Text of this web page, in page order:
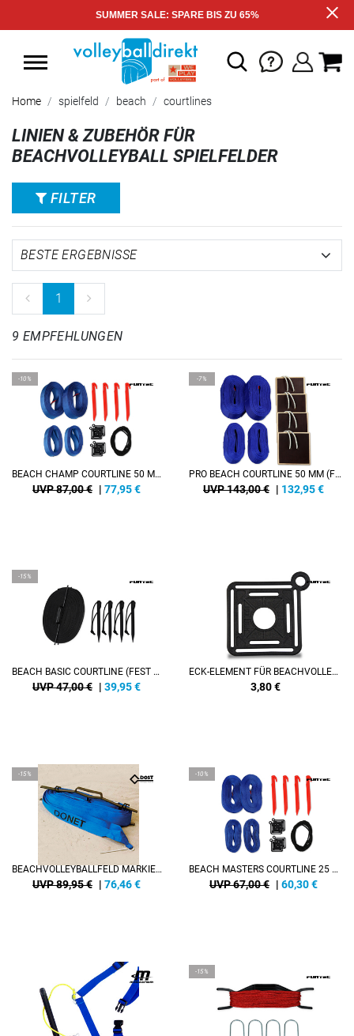
SUMMER SALE: SPARE BIS ZU 65%
Home spielfeld beach courtlines
LINIEN & ZUBEHÖR FÜR
BEACHVOLLEYBALL SPIELFELDER
FILTER
1
9 EMPFEHLUNGEN
-10%
BEACH CHAMP COURTLINE 50 MM (FREI JUSTIERBAR, MIT MARKIERUNGEN FÜR 8 X 16 M UND 9 X 18 M)
UVP 87,00 € | 77,95€
-7%
PRO BEACH COURTLINE 50 MM (FREI JUSTIERBAR, MIT MARKIERUNGEN FÜR 8 X 16 M UND 9 X 18 M)
UVP 143,00 € | 132,95€
-15%
BEACH BASIC COURTLINE (FEST VERNÄHTE COURTLINE, 8 X 16 M, MIT KUNSTSTOFFHERINGEN)
UVP 47,00 € | 39,95€
ECK-ELEMENT FÜR BEACHVOLLEYBALL COURTLINES (FÜR BEACH MASTERS, BEACH CHAMP UND PRO BEACH COURTLINE)
3,80€
-15%
BEACHVOLLEYBALLFELD MARKIERUNGSLINIEN, 8 X 16 M, 50 MM BREIT
UVP 89,95 € | 76,46€
-10%
BEACH MASTERS COURTLINE 25 MM (FREI JUSTIERBAR, MIT MARKIERUNGEN FÜR 8 X 16 M UND 9 X 18 M)
UVP 67,00 € | 60,30€
-15%